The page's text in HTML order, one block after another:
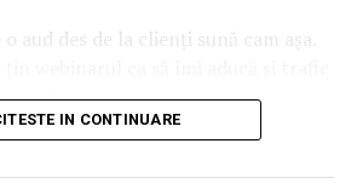
aud des de la clienți sună cam așa.
lead-uri pe moment? Răspunsul
contează, dar nu în felul în care
IN CONTINUARE